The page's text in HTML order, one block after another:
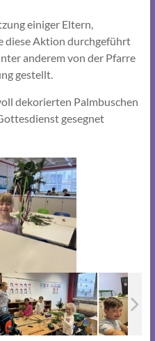
einiger Eltern,
diese Aktion durchgeführt
anderem von der Pfarre
gestellt.
dekorierten Palmbuschen
gesegnet